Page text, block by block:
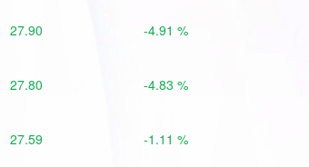
27.90 -4.91 %
27.80 -4.83 %
27.59 -1.11 %